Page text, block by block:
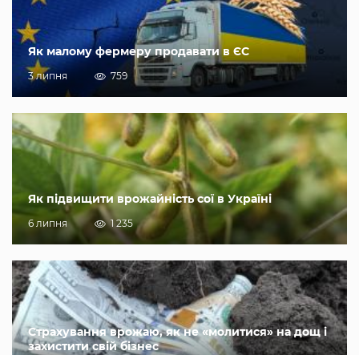
Як малому фермеру продавати в ЄС
3 липня 759
Як підвищити врожайність сої в Україні
6 липня 1 235
Страхування врожаю, як не «молитися» на дощ і
захистити свій бізнес